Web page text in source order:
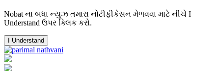
Nobat ના બધા ન્યુઝ તમારા નોટીફીકેસન મેળવવા માટે નીચે I
Understand ઉપર ક્લિક કરો.
I Understand